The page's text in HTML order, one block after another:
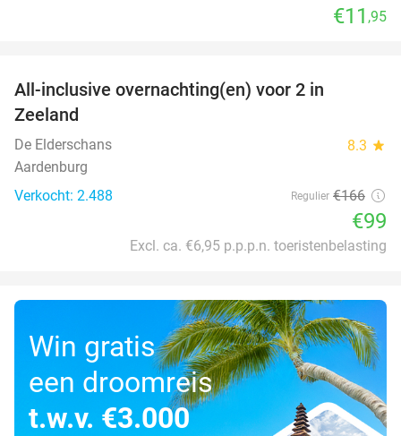
€11 ,95
All-inclusive overnachting(en) voor 2 in
Zeeland
De Elderschans 8.3 star
Aardenburg
Verkocht: 2.488
Regulier €166
€99
Excl. ca. €6,95 p.p.p.n. toeristenbelasting
Win gratis
een droomreis
t.w.v. €3.000